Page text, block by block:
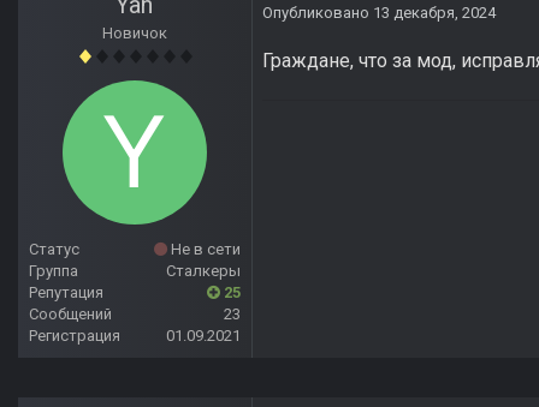
Новичок
Статус
Не в сети
Группа
Сталкеры
Репутация
25
Сообщений
23
Регистрация
01.09.2021
Опубликовано 13 декабря, 2024
Граждане, что за мод,